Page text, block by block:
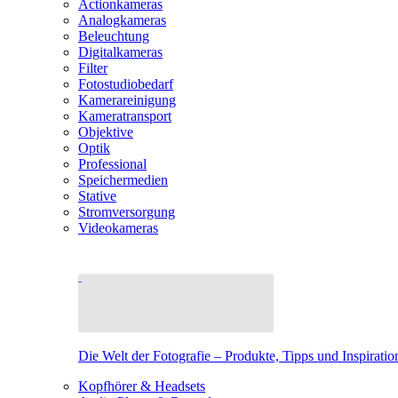
Actionkameras
Analogkameras
Beleuchtung
Digitalkameras
Filter
Fotostudiobedarf
Kamerareinigung
Kameratransport
Objektive
Optik
Professional
Speichermedien
Stative
Stromversorgung
Videokameras
Die Welt der Fotografie – Produkte, Tipps und
Kopfhörer & Headsets